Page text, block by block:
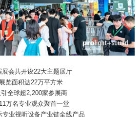
展会共开设22大主题展厅
展览面积达22万平方米
全球超2,200家参展商
万名专业观众聚首一堂
专业视听设备产业链全线产品